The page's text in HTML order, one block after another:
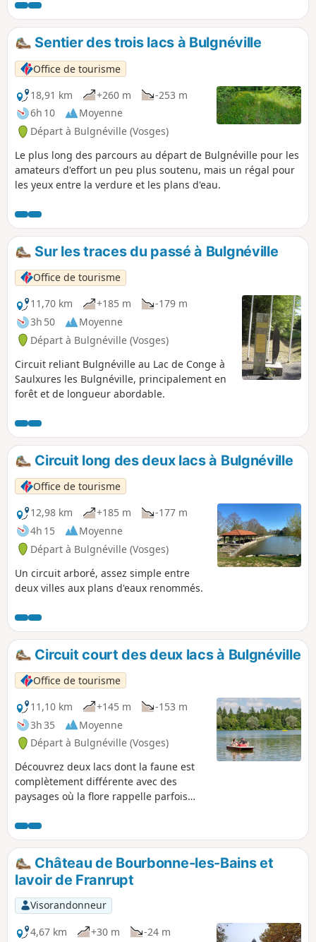
Sentier des trois lacs à Bulgnéville
Office de tourisme
18,91 km
+260 m
-253 m
6h 10
Moyenne
Départ à Bulgnéville (Vosges)
Le plus long des parcours au départ de Bulgnéville pour les
amateurs d'effort un peu plus soutenu, mais un régal pour
les yeux entre la verdure et les plans d'eau.
Sur les traces du passé à Bulgnéville
Office de tourisme
11,70 km
+185 m
-179 m
3h 50
Moyenne
Départ à Bulgnéville (Vosges)
Circuit reliant Bulgnéville au Lac de Conge à
Saulxures les Bulgnéville, principalement en
forêt et de longueur abordable.
Circuit long des deux lacs à Bulgnéville
Office de tourisme
12,98 km
+185 m
-177 m
4h 15
Moyenne
Départ à Bulgnéville (Vosges)
Un circuit arboré, assez simple entre
deux villes aux plans d'eaux renommés.
Circuit court des deux lacs à Bulgnéville
Office de tourisme
11,10 km
+145 m
-153 m
3h 35
Moyenne
Départ à Bulgnéville (Vosges)
Découvrez deux lacs dont la faune est
complètement différente avec des
paysages où la flore rappelle parfois
Château de Bourbonne-les-Bains et
lavoir de Franrupt
Visorandonneur
4,67 km
+30 m
-24 m